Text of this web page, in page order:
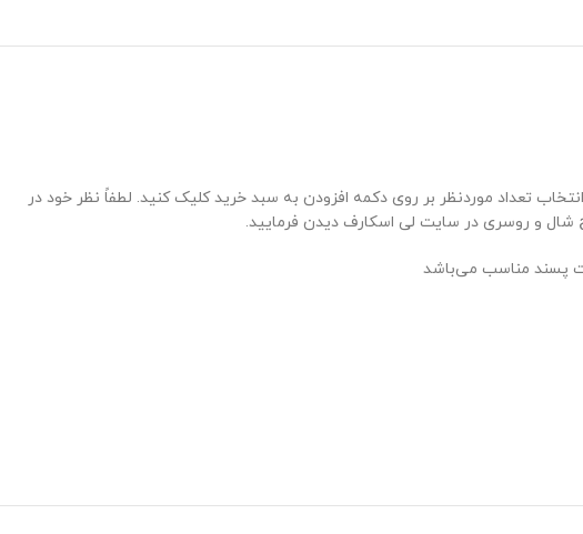
تعداد موردنظر بر روی دکمه افزودن به سبد خرید کلیک کنید. لطفاً نظر خود در
شال و روسری در سایت لی اسکارف دیدن فرمایید.
پسند مناسب می‌باشد